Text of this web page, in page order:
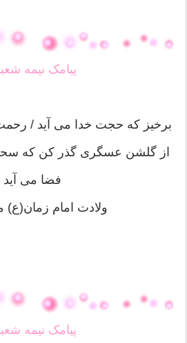
پیامک نیمه
برخیز که حجت خدا می آید /
از گلشن عسگری گذر کن که
فضا می آید
ولادت امام زمان(ع)
پیامک نیمه